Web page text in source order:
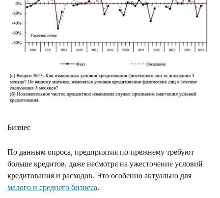
Бизнес
По данным опроса, предприятия по-прежнему требуют
больше кредитов, даже несмотря на ужесточение условий
кредитования и расходов. Это особенно актуально для
малого и среднего бизнеса.